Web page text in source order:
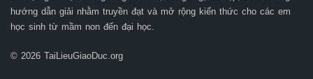
hướng dẫn giải nhằm truyền đạt và mở rộng kiến thức cho các em
học sinh từ mầm non đến đại học.
© 2026 TaiLieuGiaoDuc.org